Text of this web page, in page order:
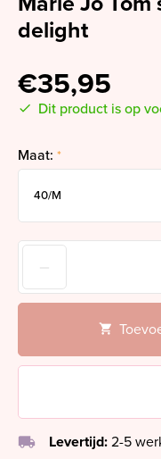
delight
€35,95
Dit product is op
Maat: *
local_shipping Levertijd: 2-5